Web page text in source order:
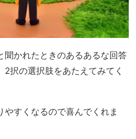
聞かれたときのあるあるな回答
2択の選択肢をあたえてみてく
やすくなるので喜んでくれま